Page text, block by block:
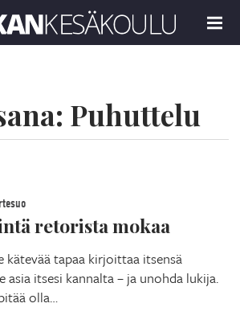
MENU
Puhuttelu
retorista mokaa
kätevää tapaa kirjoittaa itsensä
asia itsesi kannalta – ja unohda lukija.
olla…